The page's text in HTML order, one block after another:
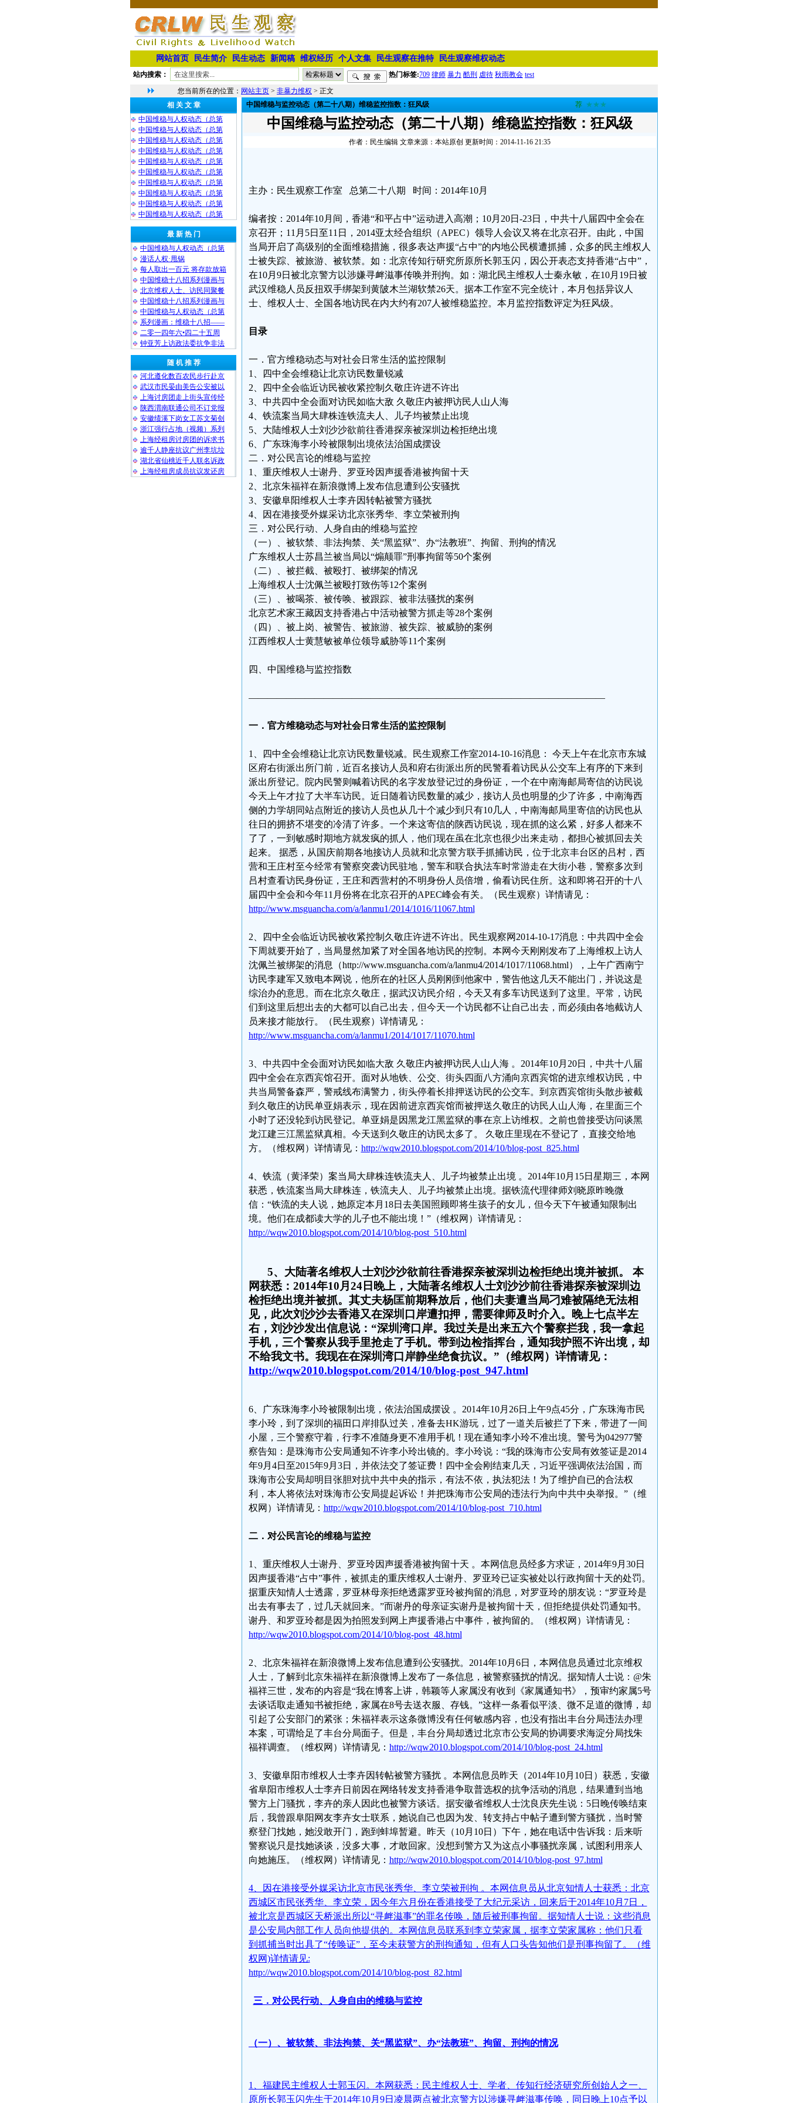
网站首页 民生简介 民生动态 新闻稿 维权经历 个人文集 民生观察在推特 民生观察维权动态
站内搜索： 热门标签:709 律师 暴力 酷刑 虐待 秋雨教会 test
您当前所在的位置： 网站主页 > 非暴力维权 > 正文
相 关 文 章
中国维稳与人权动态（总第
中国维稳与人权动态（总第
中国维稳与人权动态（总第
中国维稳与人权动态（总第
中国维稳与人权动态（总第
中国维稳与人权动态（总第
中国维稳与人权动态（总第
中国维稳与人权动态（总第
中国维稳与人权动态（总第
中国维稳与人权动态（总第
最 新 热 门
中国维稳与人权动态（总第
漫话人权·甩锅
每人取出一百元 将存款放箱
中国维稳十八招系列漫画与
北京维权人士、访民同聚餐
中国维稳十八招系列漫画与
中国维稳与人权动态（总第
系列漫画：维稳十八招——
二零一四年六•四二十五周
钟亚芳上访政法委抗争非法
随 机 推 荐
河北遵化数百农民步行赴京
武汉市民晏由美告公安被以
上海讨房团走上街头宣传经
陕西渭南联通公司不订党报
安徽绩溪下岗女工苏文菊创
浙江强行占地（视频）系列
上海经租房讨房团的诉求书
逾千人静座抗议广州李坑垃
湖北省仙桃近千人联名诉政
上海经租房成员抗议发还房
中国维稳与监控动态（第二十八期）维稳监控指数：狂风级 荐 ★★★
中国维稳与监控动态（第二十八期）维稳监控指数：狂风级
作者：民生编辑 文章来源：本站原创 更新时间：2014-11-16 21:35
主办：民生观察工作室 总第二十八期 时间：2014年10月
编者按：2014年10月间，香港“和平占中”运动进入高潮；10月20日-23日，中共十八届四中全会在
京召开；11月5日至11日，2014亚太经合组织（APEC）领导人会议又将在北京召开。由此，中国
当局开启了高级别的全面维稳措施，很多表达声援“占中”的内地公民横遭抓捕，众多的民主维权人
士被失踪、被旅游、被软禁。如：北京传知行研究所原所长郭玉闪，因公开表态支持香港“占中”，
在10月9日被北京警方以涉嫌寻衅滋事传唤并刑拘。如：湖北民主维权人士秦永敏，在10月19日被
武汉维稳人员反扭双手绑架到黄陂木兰湖软禁26天。据本工作室不完全统计，本月包括异议人
士、维权人士、全国各地访民在内大约有207人被维稳监控。本月监控指数评定为狂风级。
目录
一．官方维稳动态与对社会日常生活的监控限制
1、四中全会维稳让北京访民数量锐减
2、四中全会临近访民被收紧控制久敬庄许进不许出
3、中共四中全会面对访民如临大敌 久敬庄内被押访民人山人海
4、铁流案当局大肆株连铁流夫人、儿子均被禁止出境
5、大陆维权人士刘沙沙欲前往香港探亲被深圳边检拒绝出境
6、广东珠海李小玲被限制出境依法治国成摆设
二．对公民言论的维稳与监控
1、重庆维权人士谢丹、罗亚玲因声援香港被拘留十天
2、北京朱福祥在新浪微博上发布信息遭到公安骚扰
3、安徽阜阳维权人士李卉因转帖被警方骚扰
4、因在港接受外媒采访北京张秀华、李立荣被刑拘
三．对公民行动、人身自由的维稳与监控
（一）、被软禁、非法拘禁、关“黑监狱”、办“法教班”、拘留、刑拘的情况
广东维权人士苏昌兰被当局以“煽颠罪”刑事拘留等50个案例
（二）、被拦截、被殴打、被绑架的情况
上海维权人士沈佩兰被殴打致伤等12个案例
（三）、被喝茶、被传唤、被跟踪、被非法骚扰的案例
北京艺术家王藏因支持香港占中活动被警方抓走等28个案例
（四）、被上岗、被警告、被旅游、被失踪、被威胁的案例
江西维权人士黄慧敏被单位领导威胁等11个案例
四、中国维稳与监控指数
——————————————————————————————————————
一． 官方维稳动态与对社会日常生活的监控限制
1、四中全会维稳让北京访民数量锐减。民生观察工作室2014-10-16消息： 今天上午在北京市东城
区府右街派出所门前，近百名接访人员和府右街派出所的民警看着访民从公交车上有序的下来到
派出所登记。院内民警则喊着访民的名字发放登记过的身份证，一个在中南海邮局寄信的访民说
今天上午才拉了大半车访民。近日随着访民数量的减少，接访人员也明显的少了许多，中南海西
侧的力学胡同站点附近的接访人员也从几十个减少到只有10几人，中南海邮局里寄信的访民也从
往日的拥挤不堪变的冷清了许多。一个来这寄信的陕西访民说，现在抓的这么紧，好多人都来不
了了，一到敏感时期地方就发疯的抓人，他们现在虽在北京也很少出来走动，都担心被抓回去关
起来。 据悉，从国庆前期各地接访人员就和北京警方联手抓捕访民，位于北京丰台区的吕村，西
营和王庄村至今经常有警察突袭访民驻地，警车和联合执法车时常游走在大街小巷，警察多次到
吕村查看访民身份证，王庄和西营村的不明身份人员倍增，偷看访民住所。这和即将召开的十八
届四中全会和今年11月份将在北京召开的APEC峰会有关。（民生观察）详情请见：
http://www.msguancha.com/a/lanmu1/2014/1016/11067.html
2、四中全会临近访民被收紧控制久敬庄许进不许出。民生观察网2014-10-17消息：中共四中全会
下周就要开始了，当局显然加紧了对全国各地访民的控制。本网今天刚刚发布了上海维权上访人
沈佩兰被绑架的消息（http://www.msguancha.com/a/lanmu4/2014/1017/11068.html），上午广西南宁
访民李建军又致电本网说，他所在的社区人员刚刚到他家中，警告他这几天不能出门，并说这是
综治办的意思。而在北京久敬庄，据武汉访民介绍，今天又有多车访民送到了这里。平常，访民
们到这里后想出去的大都可以自己出去，但今天一个访民都不让自己出去，而必须由各地截访人
员来接才能放行。（民生观察）详情请见：
http://www.msguancha.com/a/lanmu1/2014/1017/11070.html
3、中共四中全会面对访民如临大敌 久敬庄内被押访民人山人海 。2014年10月20日，中共十八届
四中全会在京西宾馆召开。面对从地铁、公交、街头四面八方涌向京西宾馆的进京维权访民，中
共当局警备森严，警戒线布满警力，街头停着长排押送访民的公交车。到京西宾馆街头散步被截
到久敬庄的访民单亚娟表示，现在因前进京西宾馆而被押送久敬庄的访民人山人海，在里面三个
小时了还没轮到访民登记。单亚娟是因黑龙江黑监狱的事在京上访维权。之前也曾接受访问谈黑
龙江建三江黑监狱真相。今天送到久敬庄的访民太多了。 久敬庄里现在不登记了，直接交给地
方。（维权网）详情请见： http://wqw2010.blogspot.com/2014/10/blog-post_825.html
4、铁流（黄泽荣）案当局大肆株连铁流夫人、儿子均被禁止出境 。2014年10月15日星期三，本网
获悉，铁流案当局大肆株连，铁流夫人、儿子均被禁止出境。据铁流代理律师刘晓原昨晚微
信：“铁流的夫人说，她原定本月18日去美国照顾即将生孩子的女儿，但今天下午被通知限制出
境。他们在成都读大学的儿子也不能出境！”（维权网）详情请见：
http://wqw2010.blogspot.com/2014/10/blog-post_510.html
5、大陆著名维权人士刘沙沙欲前往香港探亲被深圳边检拒绝出境并被抓。 本
网获悉：2014年10月24日晚上，大陆著名维权人士刘沙沙前往香港探亲被深圳边
检拒绝出境并被抓。其丈夫杨匡前期释放后，他们夫妻遭当局刁难被隔绝无法相
见，此次刘沙沙去香港又在深圳口岸遭扣押，需要律师及时介入。晚上七点半左
右，刘沙沙发出信息说：“深圳湾口岸。我过关是出来五六个警察拦我，我一拿起
手机，三个警察从我手里抢走了手机。带到边检指挥台，通知我护照不许出境，却
不给我文书。我现在在深圳湾口岸静坐绝食抗议。”（维权网）详情请见：
http://wqw2010.blogspot.com/2014/10/blog-post_947.html
6、广东珠海李小玲被限制出境，依法治国成摆设 。2014年10月26日上午9点45分，广东珠海市民
李小玲，到了深圳的福田口岸排队过关，准备去HK游玩，过了一道关后被拦了下来，带进了一间
小屋，三个警察守着，行李不准随身更不准用手机！现在通知李小玲不准出境。警号为042977警
察告知：是珠海市公安局通知不许李小玲出镜的。李小玲说：“我的珠海市公安局有效签证是2014
年9月4日至2015年9月3日，并依法交了签证费！四中全会刚结束几天，习近平强调依法治国，而
珠海市公安局却明目张胆对抗中共中央的指示，有法不依，执法犯法！为了维护自已的合法权
利，本人将依法对珠海市公安局提起诉讼！并把珠海市公安局的违法行为向中共中央举报。”（维
权网）详情请见： http://wqw2010.blogspot.com/2014/10/blog-post_710.html
二． 对公民言论的维稳与监控
1、重庆维权人士谢丹、罗亚玲因声援香港被拘留十天 。本网信息员经多方求证，2014年9月30日
因声援香港“占中”事件，被抓走的重庆维权人士谢丹、罗亚玲已证实被处以行政拘留十天的处罚。
据重庆知情人士透露，罗亚林母亲拒绝透露罗亚玲被拘留的消息，对罗亚玲的朋友说：“罗亚玲是
出去有事去了，过几天就回来。”而谢丹的母亲证实谢丹是被拘留十天，但拒绝提供处罚通知书。
谢丹、和罗亚玲都是因为拍照发到网上声援香港占中事件，被拘留的。（维权网）详情请见：
http://wqw2010.blogspot.com/2014/10/blog-post_48.html
2、北京朱福祥在新浪微博上发布信息遭到公安骚扰。2014年10月6日，本网信息员通过北京维权
人士，了解到北京朱福祥在新浪微博上发布了一条信息，被警察骚扰的情况。据知情人士说：@朱
福祥三世，发布的内容是“我在博客上讲，韩颖等人家属没有收到《家属通知书》，预审约家属5号
去谈话取走通知书被拒绝，家属在8号去送衣服、存钱。”这样一条看似平淡、微不足道的微博，却
引起了公安部门的紧张；朱福祥表示这条微博没有任何敏感内容，也没有指出丰台分局违法办理
本案，可谓给足了丰台分局面子。但是，丰台分局却透过北京市公安局的协调要求海淀分局找朱
福祥调查。（维权网）详情请见： http://wqw2010.blogspot.com/2014/10/blog-post_24.html
3、安徽阜阳市维权人士李卉因转帖被警方骚扰 。本网信息员昨天（2014年10月10日）获悉，安徽
省阜阳市维权人士李卉日前因在网络转发支持香港争取普选权的抗争活动的消息，结果遭到当地
警方上门骚扰，李卉的亲人因此也被警方谈话。据安徽省维权人士沈良庆先生说：5日晚传唤结束
后，我曾跟阜阳网友李卉女士联系，她说自己也因为发、转支持占中帖子遭到警方骚扰，当时警
察登门找她，她没敢开门，跑到蚌埠暂避。昨天（10月10日）下午，她在电话中告诉我：后来听
警察说只是找她谈谈，没多大事，才敢回家。没想到警方又为这点小事骚扰亲属，试图利用亲人
向她施压。（维权网）详情请见： http://wqw2010.blogspot.com/2014/10/blog-post_97.html
4、因在港接受外媒采访北京市民张秀华、李立荣被刑拘 。本网信息员从北京知情人士获悉：北京
西城区市民张秀华、李立荣，因今年六月份在香港接受了大纪元采访，回来后于2014年10月7日，
被北京是西城区天桥派出所以“寻衅滋事”的罪名传唤，随后被刑事拘留。据知情人士说：这些消息
是公安局内部工作人员向他提供的。本网信息员联系到李立荣家属，据李立荣家属称：他们只看
到抓捕当时出具了“传唤证”，至今未获警方的刑拘通知，但有人口头告知他们是刑事拘留了。（维
权网)详情请见:
http://wqw2010.blogspot.com/2014/10/blog-post_82.html
三．对公民行动、人身自由的维稳与监控
（一）、被软禁、非法拘禁、关“黑监狱”、办“法教班”、拘留、刑拘的情况
1、福建民主维权人士郭玉闪。本网获悉：民主维权人士、学者、传知行经济研究所创始人之一、
原所长郭玉闪先生于2014年10月9日凌晨两点被北京警方以涉嫌寻衅滋事传唤，同日晚上10点予以